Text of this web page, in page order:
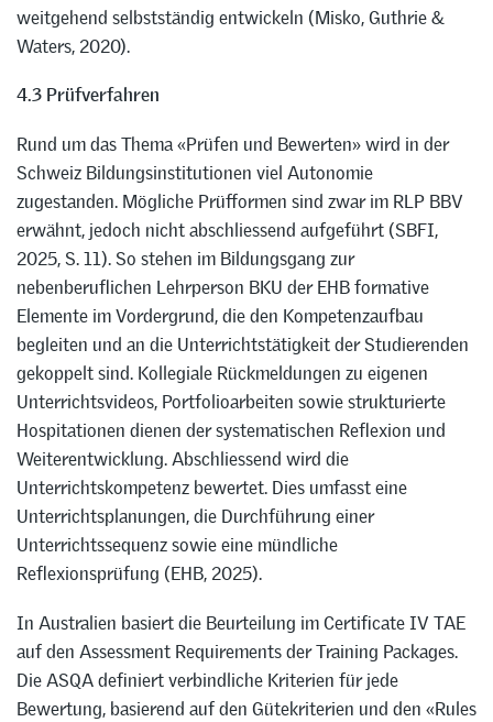
weitgehend selbstständig entwickeln (Misko, Guthrie &
Waters, 2020).
4.3 Prüfverfahren
Rund um das Thema «Prüfen und Bewerten» wird in der
Schweiz Bildungsinstitutionen viel Autonomie
zugestanden. Mögliche Prüfformen sind zwar im RLP BBV
erwähnt, jedoch nicht abschliessend aufgeführt (SBFI,
2025, S. 11). So stehen im Bildungsgang zur
nebenberuflichen Lehrperson BKU der EHB formative
Elemente im Vordergrund, die den Kompetenzaufbau
begleiten und an die Unterrichtstätigkeit der Studierenden
gekoppelt sind. Kollegiale Rückmeldungen zu eigenen
Unterrichtsvideos, Portfolioarbeiten sowie strukturierte
Hospitationen dienen der systematischen Reflexion und
Weiterentwicklung. Abschliessend wird die
Unterrichtskompetenz bewertet. Dies umfasst eine
Unterrichtsplanungen, die Durchführung einer
Unterrichtssequenz sowie eine mündliche
Reflexionsprüfung (EHB, 2025).
In Australien basiert die Beurteilung im Certificate IV TAE
auf den Assessment Requirements der Training Packages.
Die ASQA definiert verbindliche Kriterien für jede
Bewertung, basierend auf den Gütekriterien und den «Rules